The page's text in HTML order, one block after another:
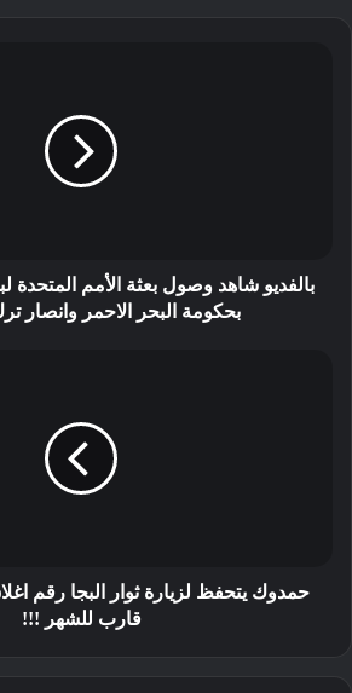
بالفديو شاهد وصول بعثة الأمم المتحدة
بحكومة البحر الاحمر وانصار
حمدوك يتحفظ لزيارة ثوار البجا رقم
قارب للشهر !!!